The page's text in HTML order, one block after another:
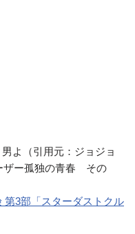
よ（引用元：ジョジョ
ザー孤独の青春 その
第3部「スターダストクル